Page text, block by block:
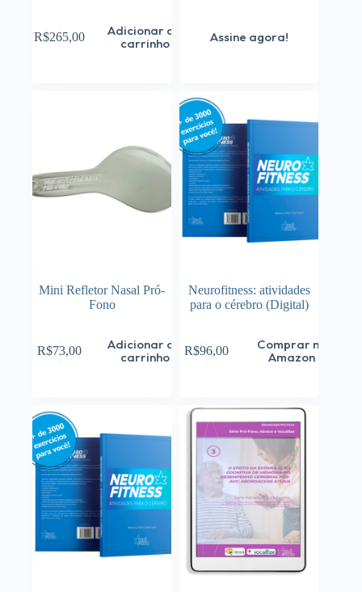
R$265,00
Adicionar ao
carrinho
Assine agora!
Mini Refletor Nasal Pró-
Fono
R$73,00
Adicionar ao
carrinho
Neurofitness: atividades
para o cérebro (Digital)
R$96,00
Comprar na
Amazon